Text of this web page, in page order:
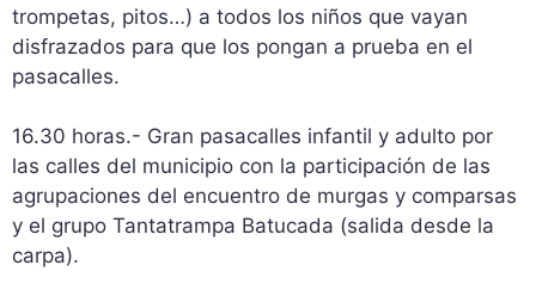
trompetas, pitos…) a todos los niños que vayan
disfrazados para que los pongan a prueba en el
pasacalles.
16.30 horas.- Gran pasacalles infantil y adulto por
las calles del municipio con la participación de las
agrupaciones del encuentro de murgas y comparsas
y el grupo Tantatrampa Batucada (salida desde la
carpa).